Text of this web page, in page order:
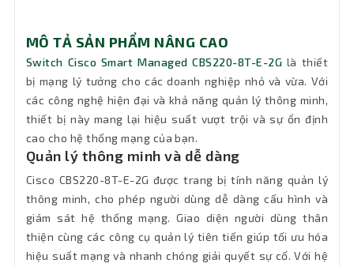
Băng
chuyển
mạch
20 Gbps
Hỗ trợ
VLAN
256 VLANs, 802.1Q tag-based VLANs,
Management VLAN, Guest VLAN
Tính
năng
chính
Smart Managed
MÔ TẢ SẢN PHẨM NÂNG CAO
Switch Cisco Smart Managed CBS220-8T-E-2G là thiết
bị mạng lý tưởng cho các doanh nghiệp nhỏ và vừa. Với
các công nghệ hiện đại và khả năng quản lý thông minh,
thiết bị này mang lại hiệu suất vượt trội và sự ổn định
cao cho hệ thống mạng của bạn.
Quản lý thông minh và dễ dàng
Cisco CBS220-8T-E-2G được trang bị tính năng quản lý
thông minh, cho phép người dùng dễ dàng cấu hình và
giám sát hệ thống mạng. Giao diện người dùng thân
thiện cùng các công cụ quản lý tiên tiến giúp tối ưu hóa
hiệu suất mạng và nhanh chóng giải quyết sự cố. Với hệ